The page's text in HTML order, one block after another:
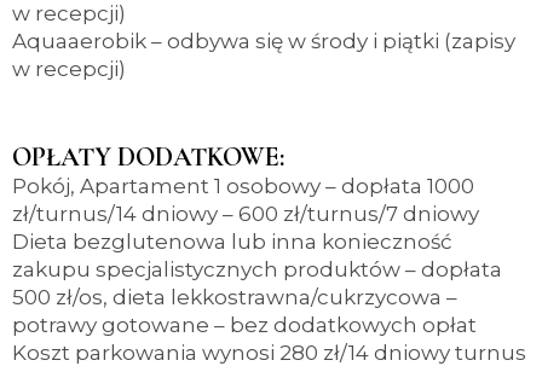
w recepcji)
Aquaaerobik – odbywa się w środy i piątki (zapisy
w recepcji)
OPŁATY DODATKOWE:
Pokój, Apartament 1 osobowy – dopłata 1000
zł/turnus/14 dniowy – 600 zł/turnus/7 dniowy
Dieta bezglutenowa lub inna konieczność
zakupu specjalistycznych produktów – dopłata
500 zł/os, dieta lekkostrawna/cukrzycowa –
potrawy gotowane – bez dodatkowych opłat
Koszt parkowania wynosi 280 zł/14 dniowy turnus